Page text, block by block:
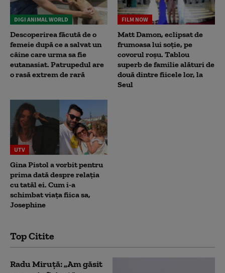
DIGI ANIMAL WORLD
Descoperirea făcută de o
femeie după ce a salvat un
câine care urma sa fie
eutanasiat. Patrupedul are
o rasă extrem de rară
FILM NOW
Matt Damon, eclipsat de
frumoasa lui soție, pe
covorul roșu. Tablou
superb de familie alături de
două dintre fiicele lor, la
Seul
UTV
Gina Pistol a vorbit pentru
prima dată despre relația
cu tatăl ei. Cum i-a
schimbat viața fiica sa,
Josephine
Top Citite
Radu Miruță: „Am găsit